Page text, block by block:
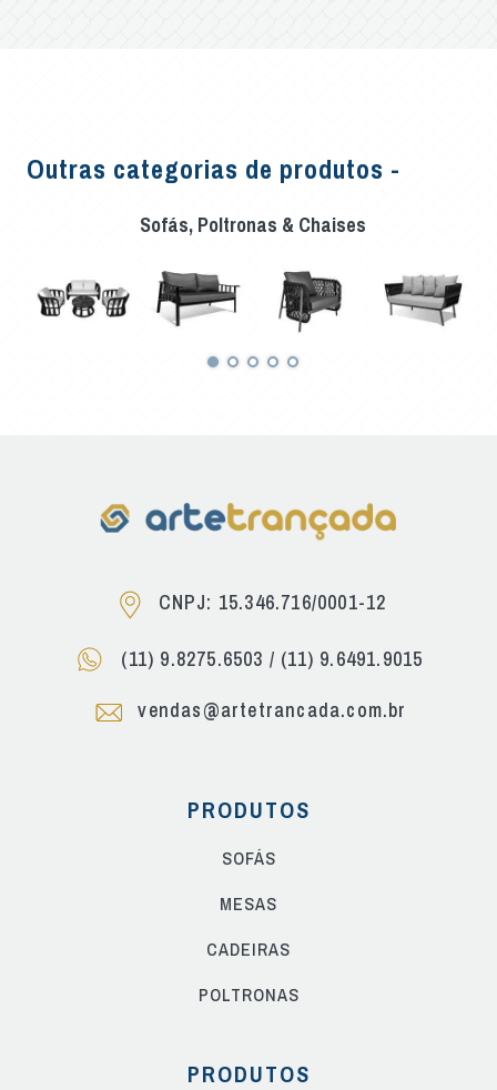
Outras categorias de produtos -
Sofás, Poltronas & Chaises
CNPJ: 15.346.716/0001-12
(11) 9.8275.6503 / (11) 9.6491.9015
vendas@artetrancada.com.br
PRODUTOS
SOFÁS
MESAS
CADEIRAS
POLTRONAS
PRODUTOS